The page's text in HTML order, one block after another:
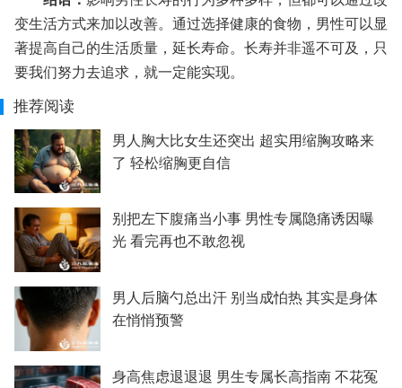
变生活方式来加以改善。通过选择健康的食物，男性可以显
著提高自己的生活质量，延长寿命。长寿并非遥不可及，只
要我们努力去追求，就一定能实现。
推荐阅读
男人胸大比女生还突出 超实用缩胸攻略来
了 轻松缩胸更自信
别把左下腹痛当小事 男性专属隐痛诱因曝
光 看完再也不敢忽视
男人后脑勺总出汗 别当成怕热 其实是身体
在悄悄预警
身高焦虑退退退 男生专属长高指南 不花冤